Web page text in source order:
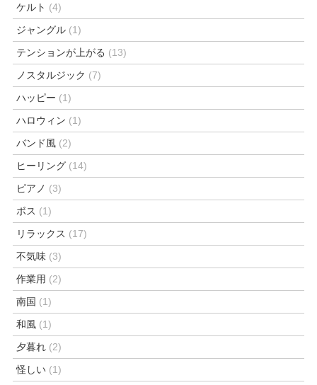
ケルト (4)
ジャングル (1)
テンションが上がる (13)
ノスタルジック (7)
ハッピー (1)
ハロウィン (1)
バンド風 (2)
ヒーリング (14)
ピアノ (3)
ボス (1)
リラックス (17)
不気味 (3)
作業用 (2)
南国 (1)
和風 (1)
夕暮れ (2)
怪しい (1)